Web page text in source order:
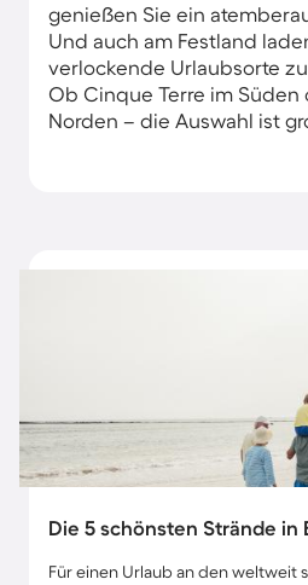
genießen Sie ein
Und auch am Festland
verlockende Urlaubsorte
Ob Cinque Terre im
Norden – die Auswahl ist
Die 5 schönsten Strände in
Für einen Urlaub an den weltweit